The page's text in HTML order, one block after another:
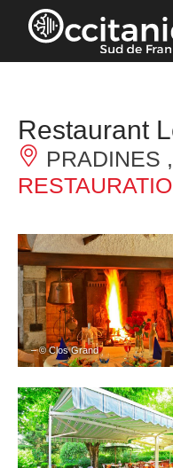
Panneau de gestion des
Restaurant
PRADINES
– © Clos Grand